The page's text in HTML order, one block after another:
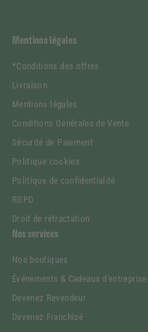
Mentions légales
*Conditions des offres
Livraison
Mentions légales
Conditions Générales de Vente
Sécurité de Paiement
Politique cookies
Politique de confidentialité
RGPD
Droit de rétractation
Nos services
Nos boutiques
Événements & Cadeaux
Devenez Revendeur
Devenez Franchisé